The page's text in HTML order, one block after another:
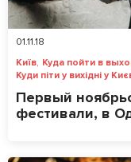
01.11.18
Київ, Куда пойти в
Куди піти у вихідні у
Первый
фестивали, в